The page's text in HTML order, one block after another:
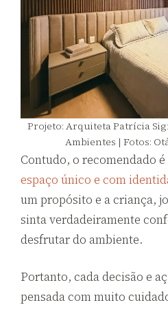
Projeto: Arquiteta Patrícia
Ambientes | Fotos:
Contudo, o recomendado
espaço único e com
um propósito e a criança,
sinta verdadeiramente
desfrutar do ambiente.
Portanto, cada decisão e
pensada com muito